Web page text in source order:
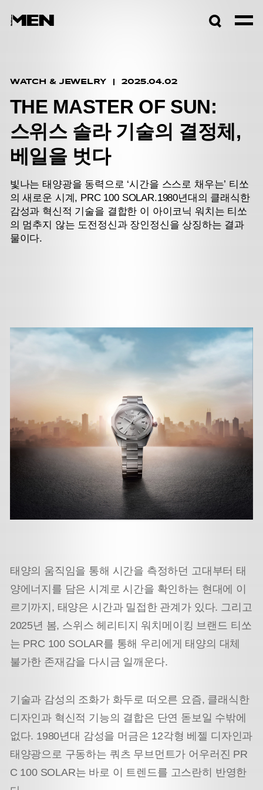
WATCH & JEWELRY 2025.04.02
THE MASTER OF SUN:
스위스 솔라 기술의 결정체,
베일을 벗다
빛나는 태양광을 동력으로 ‘시간을 스스로 채우는’ 티쏘
의 새로운 시계, PRC 100 SOLAR.1980년대의 클래식한
감성과 혁신적 기술을 결합한 이 아이코닉 워치는 티쏘
의 멈추지 않는 도전정신과 장인정신을 상징하는 결과
물이다.
태양의 움직임을 통해 시간을 측정하던 고대부터 태
양에너지를 담은 시계로 시간을 확인하는 현대에 이
르기까지, 태양은 시간과 밀접한 관계가 있다. 그리고
2025년 봄, 스위스 헤리티지 워치메이킹 브랜드 티쏘
는 PRC 100 SOLAR를 통해 우리에게 태양의 대체
불가한 존재감을 다시금 일깨운다.
기술과 감성의 조화가 화두로 떠오른 요즘, 클래식한
디자인과 혁신적 기능의 결합은 단연 돋보일 수밖에
없다. 1980년대 감성을 머금은 12각형 베젤 디자인과
태양광으로 구동하는 쿼츠 무브먼트가 어우러진 PR
C 100 SOLAR는 바로 이 트렌드를 고스란히 반영한